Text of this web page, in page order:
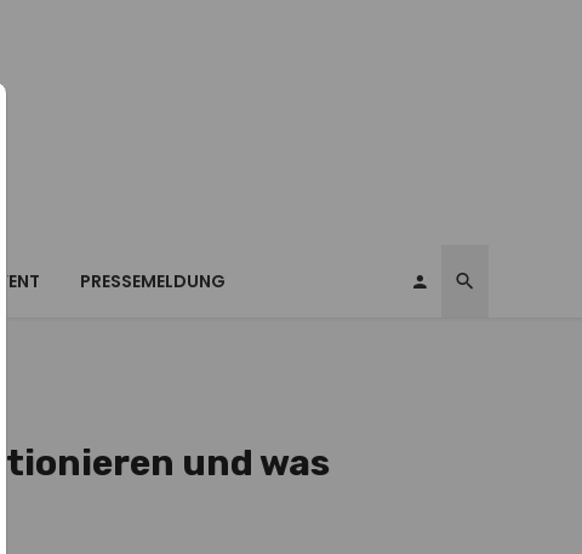
EVENT PRESSEMELDUNG
und was